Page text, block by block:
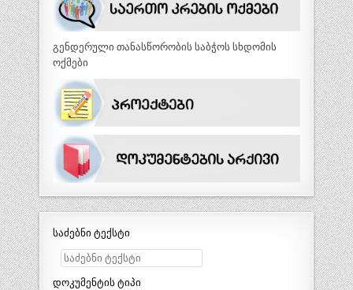
გენდერული თანასწორობის საბჭოს სხდომის
ოქმები
საძებნი ტექსტი
დოკუმენტის ტიპი